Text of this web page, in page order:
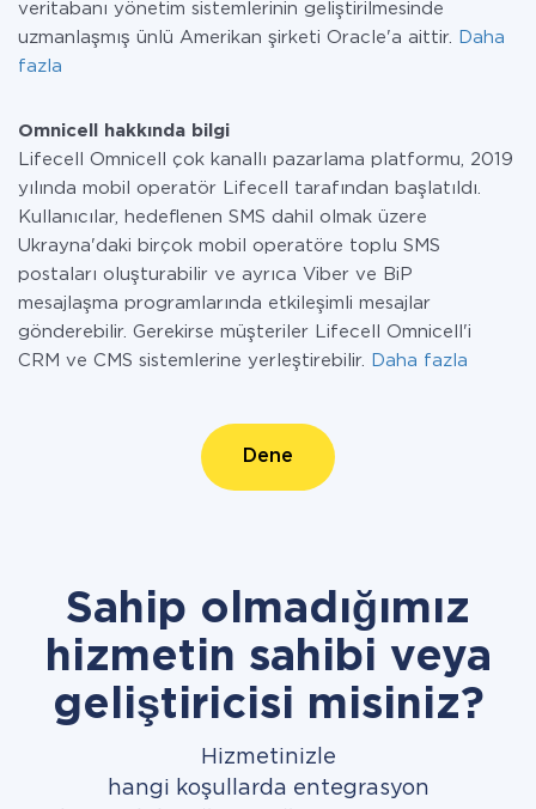
veritabanı yönetim sistemlerinin geliştirilmesinde
uzmanlaşmış ünlü Amerikan şirketi Oracle'a aittir.
Daha
fazla
Omnicell hakkında bilgi
Lifecell Omnicell çok kanallı pazarlama platformu, 2019
yılında mobil operatör Lifecell tarafından başlatıldı.
Kullanıcılar, hedeflenen SMS dahil olmak üzere
Ukrayna'daki birçok mobil operatöre toplu SMS
postaları oluşturabilir ve ayrıca Viber ve BiP
mesajlaşma programlarında etkileşimli mesajlar
gönderebilir. Gerekirse müşteriler Lifecell Omnicell'i
CRM ve CMS sistemlerine yerleştirebilir.
Daha fazla
Dene
Sahip olmadığımız
hizmetin sahibi veya
geliştiricisi misiniz?
Hizmetinizle
hangi koşullarda entegrasyon